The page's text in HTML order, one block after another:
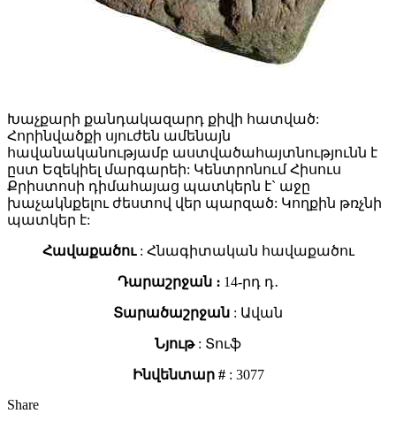
Խաչքարի քանդակազարդ քիվի հատված:
Հորինվածքի սյուժեն ամենայն
հավանականությամբ աստվածահայտնությունն է
ըստ Եզեկիել մարգարեի: Կենտրոնում Հիսուս
Քրիստոսի դիմահայաց պատկերն է` աջը
խաչակնքելու ժեստով վեր պարզած: Կողքին թռչնի
պատկեր է:
Հավաքածու: Հնագիտական հավաքածու
Դարաշրջան ։ 14-րդ դ․
Տարածաշրջան : Ավան
Նյութ: Տուֆ
Ինվենտար #: 3077
Share